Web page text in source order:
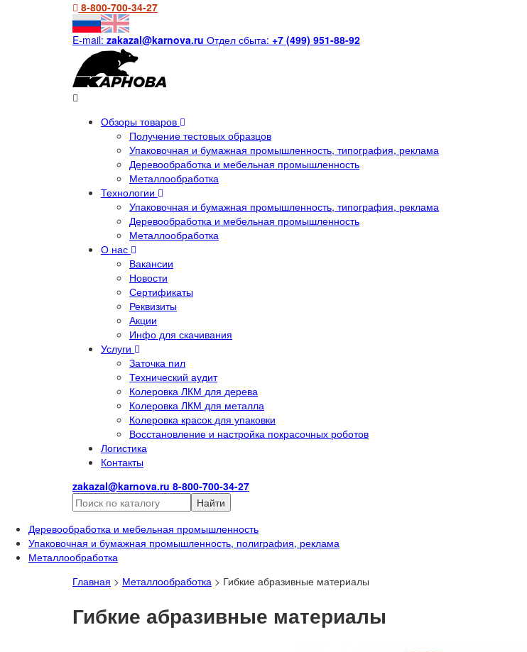
8-800-700-34-27
E-mail: zakazal@karnova.ru Отдел сбыта: +7 (499) 951-88-92
Обзоры товаров
Получение тестовых образцов
Упаковочная и бумажная промышленность, типография, реклама
Деревообработка и мебельная промышленность
Металлообработка
Технологии
Упаковочная и бумажная промышленность, типография, реклама
Деревообработка и мебельная промышленность
Металлообработка
О нас
Вакансии
Новости
Сертификаты
Реквизиты
Акции
Инфо для скачивания
Услуги
Заточка пил
Технический аудит
Колеровка ЛКМ для дерева
Колеровка ЛКМ для металла
Колеровка красок для упаковки
Восстановление и настройка покрасочных роботов
Логистика
Контакты
zakazal@karnova.ru 8-800-700-34-27
Найти
Деревообработка и мебельная промышленность
Упаковочная и бумажная промышленность, полиграфия, реклама
Металлообработка
Главная > Металлообработка > Гибкие абразивные материалы
Гибкие абразивные материалы